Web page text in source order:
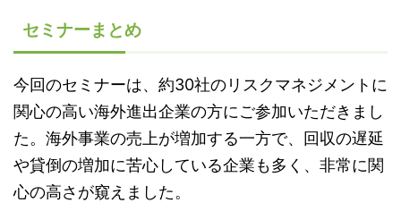
セミナーまとめ
今回のセミナーは、約30社のリスクマネジメントに
関心の高い海外進出企業の方にご参加いただきまし
た。海外事業の売上が増加する一方で、回収の遅延
や貸倒の増加に苦心している企業も多く、非常に関
心の高さが窺えました。